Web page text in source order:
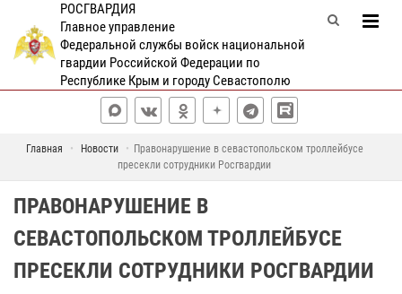
РОСГВАРДИЯ
Главное управление
Федеральной службы войск национальной
гвардии Российской Федерации по
Республике Крым и городу Севастополю
Главная Новости
Правонарушение в севастопольском троллейбусе
пресекли сотрудники Росгвардии
ПРАВОНАРУШЕНИЕ В
СЕВАСТОПОЛЬСКОМ ТРОЛЛЕЙБУСЕ
ПРЕСЕКЛИ СОТРУДНИКИ РОСГВАРДИИ